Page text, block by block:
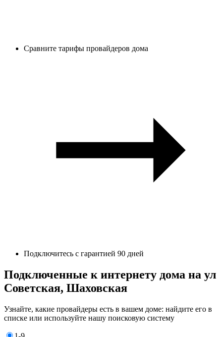
Сравните тарифы провайдеров дома
Подключитесь с гарантией 90 дней
Подключенные к интернету дома на ул
Советская, Шаховская
Узнайте, какие провайдеры есть в вашем доме: найдите его в
списке или используйте нашу поисковую систему